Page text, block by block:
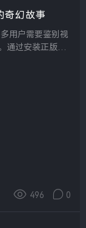
奇幻故事
过安装正版免
496 0